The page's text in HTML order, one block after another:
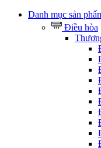
Danh mục sản
Điều hòa